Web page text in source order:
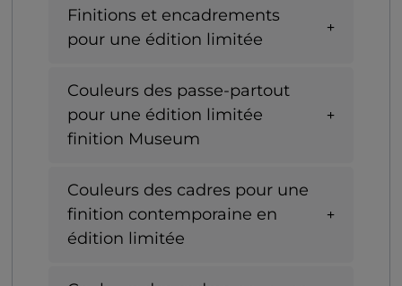
Finitions et encadrements
pour une édition limitée
Couleurs des passe-partout
pour une édition limitée
finition Museum
Couleurs des cadres pour une
finition contemporaine en
édition limitée